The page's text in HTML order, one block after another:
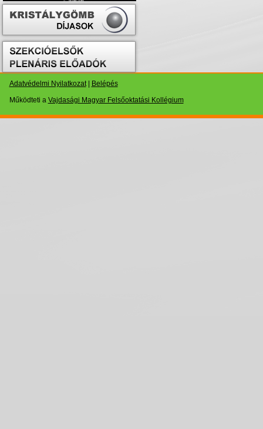
Adatvédelmi Nyilatkozat|
Belépés
Működteti a Vajdasági Magyar Felsőoktatási Kollégium